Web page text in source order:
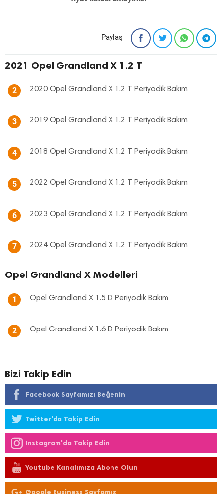
Paylaş
2021 Opel Grandland X 1.2 T
2 2020 Opel Grandland X 1.2 T Periyodik Bakım
3 2019 Opel Grandland X 1.2 T Periyodik Bakım
4 2018 Opel Grandland X 1.2 T Periyodik Bakım
5 2022 Opel Grandland X 1.2 T Periyodik Bakım
6 2023 Opel Grandland X 1.2 T Periyodik Bakım
7 2024 Opel Grandland X 1.2 T Periyodik Bakım
Opel Grandland X Modelleri
1 Opel Grandland X 1.5 D Periyodik Bakım
2 Opel Grandland X 1.6 D Periyodik Bakım
Bizi Takip Edin
Facebook Sayfamızı Beğenin
Twitter'da Takip Edin
Instagram'da Takip Edin
Youtube Kanalımıza Abone Olun
Google Business Sayfamız